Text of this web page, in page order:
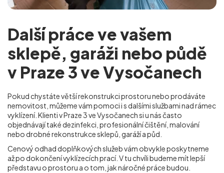
Další práce ve vašem
sklepě, garáži nebo půdě
v Praze 3 ve Vysočanech
Pokud chystáte větší rekonstrukci prostoru nebo prodáváte
nemovitost, můžeme vám pomoci i s dalšími službami nad rámec
vyklízení. Klienti v Praze 3 ve Vysočanechsi u nás často
objednávají také dezinfekci, profesionální čištění, malování
nebo drobné rekonstrukce sklepů, garáží a půd.
Cenový odhad doplňkových služeb vám obvykle poskytneme
až po dokončení vyklízecích prací. V tu chvíli budeme mít lepší
představu o prostoru a o tom, jak náročné práce budou.